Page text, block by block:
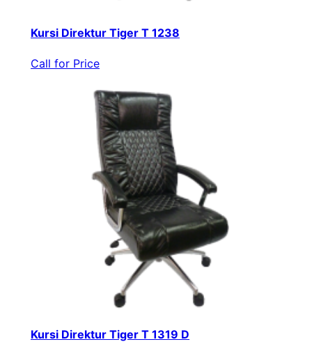
Kursi Direktur Tiger T 1238
Call for Price
Kursi Direktur Tiger T 1319 D